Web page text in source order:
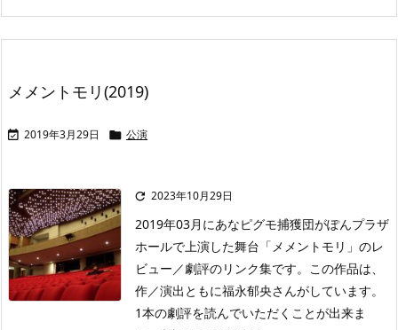
メメントモリ(2019)
 2019年3月29日  公演
 2023年10月29日
2019年03月にあなピグモ捕獲団がぽんプラザ
ホールで上演した舞台「メメントモリ」のレ
ビュー／劇評のリンク集です。この作品は、
作／演出ともに福永郁央さんがしています。
1本の劇評を読んでいただくことが出来ま